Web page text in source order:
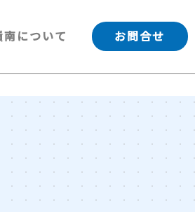
南について お問合せ